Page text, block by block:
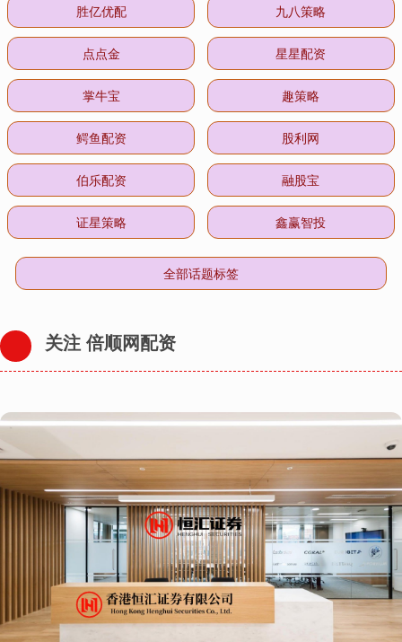
胜亿优配 九八策略
点点金 星星配资
掌牛宝 趣策略
鳄鱼配资 股利网
伯乐配资 融股宝
证星策略 鑫赢智投
全部话题标签
关注 倍顺网配资